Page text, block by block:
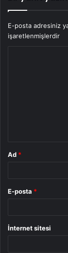
E-posta adresiniz
işaretlenmişlerdir
Ad *
E-posta *
İnternet sitesi